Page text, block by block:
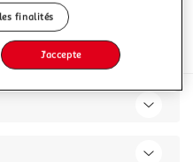
finalités
J'accepte